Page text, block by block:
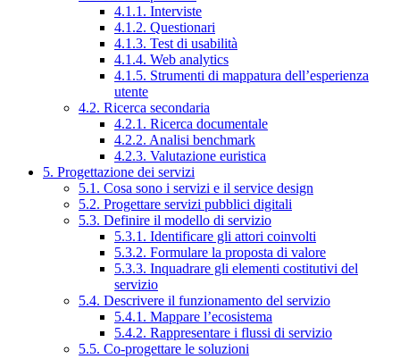
4.1.1. Interviste
4.1.2. Questionari
4.1.3. Test di usabilità
4.1.4. Web analytics
4.1.5. Strumenti di mappatura dell’esperienza
utente
4.2. Ricerca secondaria
4.2.1. Ricerca documentale
4.2.2. Analisi benchmark
4.2.3. Valutazione euristica
5. Progettazione dei servizi
5.1. Cosa sono i servizi e il service design
5.2. Progettare servizi pubblici digitali
5.3. Definire il modello di servizio
5.3.1. Identificare gli attori coinvolti
5.3.2. Formulare la proposta di valore
5.3.3. Inquadrare gli elementi costitutivi del
servizio
5.4. Descrivere il funzionamento del servizio
5.4.1. Mappare l’ecosistema
5.4.2. Rappresentare i flussi di servizio
5.5. Co-progettare le soluzioni